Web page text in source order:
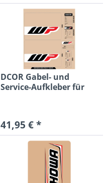
DCOR Gabel- und
Service-Aufkleber für
41,95 € *